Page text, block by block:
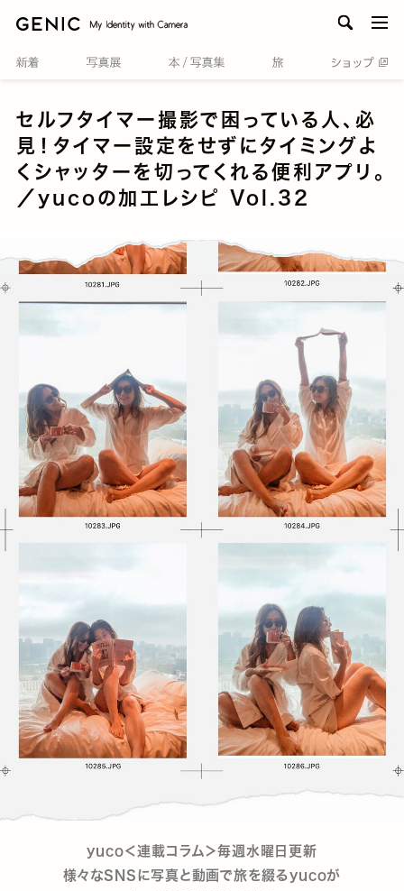
セルフタイマー撮影で困っている人、必
見！タイマー設定をせずにタイミングよ
くシャッターを切ってくれる便利アプリ。
／yucoの加工レシピ Vol.32
yuco＜連載コラム＞毎週水曜日更新
様々なSNSに写真と動画で旅を綴るyucoが